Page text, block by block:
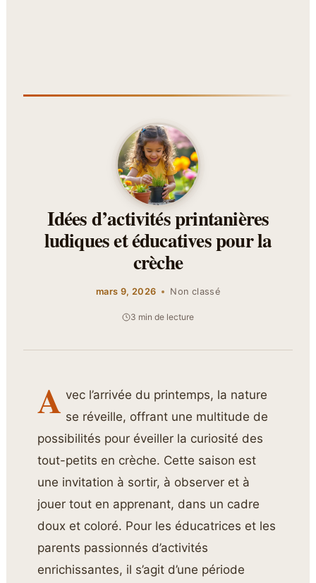
Idées d’activités printanières
ludiques et éducatives pour la
crèche
mars 9, 2026 Non classé
3 min de lecture
A vec l’arrivée du printemps, la nature
se réveille, offrant une multitude de
possibilités pour éveiller la curiosité des
tout-petits en crèche. Cette saison est
une invitation à sortir, à observer et à
jouer tout en apprenant, dans un cadre
doux et coloré. Pour les éducatrices et les
parents passionnés d’activités
enrichissantes, il s’agit d’une période